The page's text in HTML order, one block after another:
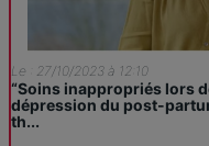
Le : 27/10/2023 à 12:10
“Soins inappropriés lors
dépression du post-
th...